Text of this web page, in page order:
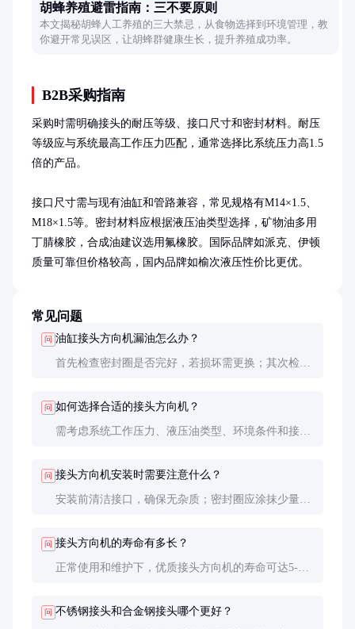
胡蜂养殖避雷指南：三不要原则
本文揭秘胡蜂人工养殖的三大禁忌，从食物选择到环境管理，教
你避开常见误区，让胡蜂群健康生长，提升养殖成功率。
B2B采购指南
采购时需明确接头的耐压等级、接口尺寸和密封材料。耐压
等级应与系统最高工作压力匹配，通常选择比系统压力高1.5
倍的产品。
接口尺寸需与现有油缸和管路兼容，常见规格有M14×1.5、
M18×1.5等。密封材料应根据液压油类型选择，矿物油多用
丁腈橡胶，合成油建议选用氟橡胶。国际品牌如派克、伊顿
质量可靠但价格较高，国内品牌如榆次液压性价比更优。
常见问题
问 油缸接头方向机漏油怎么办？
首先检查密封圈是否完好，若损坏需更换；其次检查
问 如何选择合适的接头方向机？
需考虑系统工作压力、液压油类型、环境条件和接口
问 接头方向机安装时需要注意什么？
安装前清洁接口，确保无杂质；密封圈应涂抹少量液
问 接头方向机的寿命有多长？
正常使用和维护下，优质接头方向机的寿命可达5-8
问 不锈钢接头和合金钢接头哪个更好？